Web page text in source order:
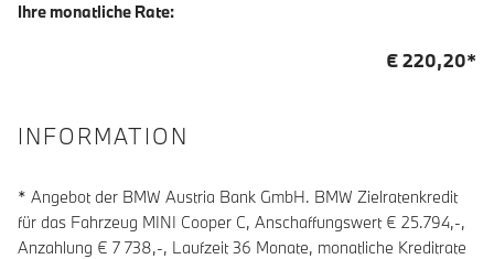
Ihre monatliche Rate:
€220,20*
INFORMATION
* Angebot der BMW Austria Bank GmbH. BMW Zielratenkredit
für das Fahrzeug MINI Cooper C, Anschaffungswert € 25.794,-,
Anzahlung € 7 738,-, Laufzeit36 Monate, monatliche Kreditrate